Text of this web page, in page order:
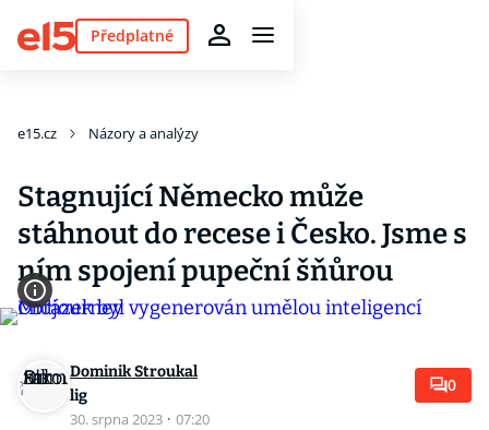
Předplatné
e15.cz Názory a analýzy
Stagnující Německo může
stáhnout do recese i Česko. Jsme s
ním spojení pupeční šňůrou
Dominik Stroukal
lig
30. srpna 2023 · 07:20
0